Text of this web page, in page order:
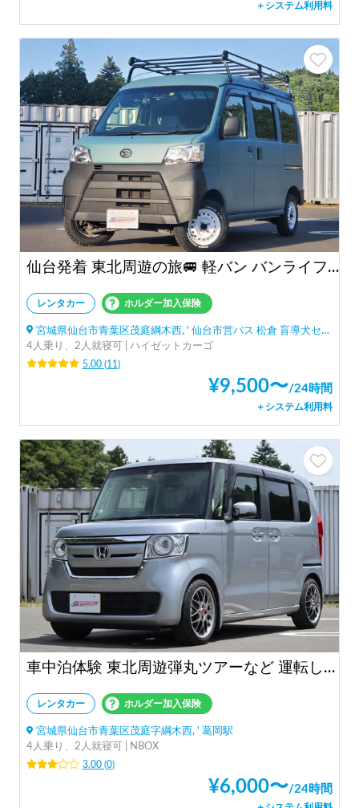
＋システム利用料
仙台発着 東北周遊の旅🚐 軽バン バンライフ体験 保険料コミ 軽バン バンライフ バンキャンプ 体験車中泊「ESCAPADE号 3」
レンタカー ホルダー加入保険
宮城県仙台市青葉区茂庭綱木西, ' 仙台市営バス 松倉 盲導犬センター停留所
4人乗り、2人就寝可 | ハイゼットカーゴ
5.00(11 )
¥9,500〜/24時間
＋システム利用料
車中泊体験 東北周遊弾丸ツアーなど 運転しやすいNBOXのターボ 保険料コミ「ESCAPADE号Ⅱ」
レンタカー ホルダー加入保険
宮城県仙台市青葉区茂庭字綱木西, ' 葛岡駅
4人乗り、2人就寝可 | NBOX
3.00(0)
¥6,000〜/24時間